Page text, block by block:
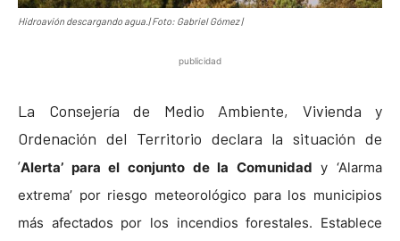
Hidroavión descargando agua.| Foto: Gabriel Gómez |
publicidad
La Consejería de Medio Ambiente, Vivienda y
Ordenación del Territorio declara la situación de
‘Alerta’ para el conjunto de la Comunidad y ‘Alarma
extrema’ por riesgo meteorológico para los municipios
más afectados por los incendios forestales. Establece